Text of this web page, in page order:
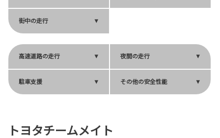
街中の走行
高速道路の走行 夜間の走行
駐車支援 その他の安全性能
トヨタチームメイト